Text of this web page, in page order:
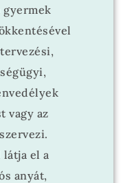
gyermek
vagy az
látja el a
anyát,